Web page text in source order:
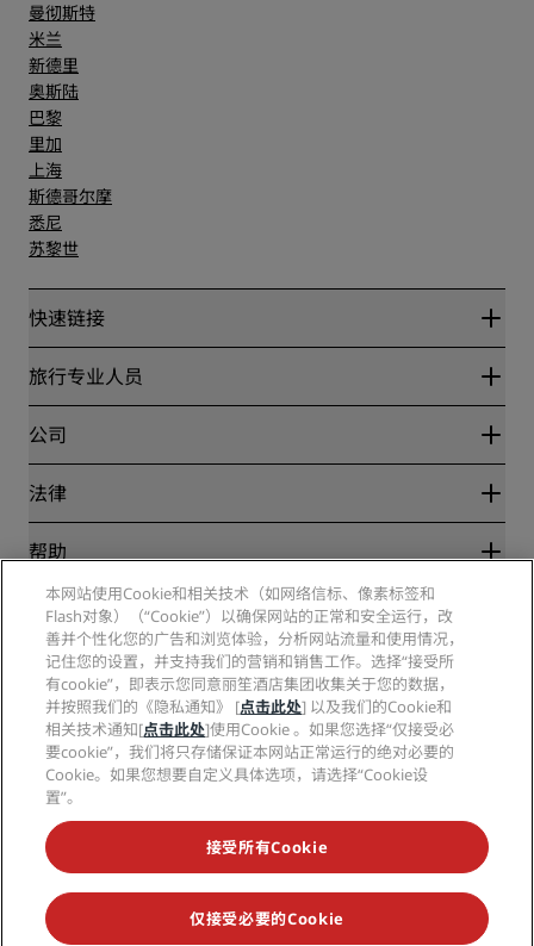
曼彻斯特
米兰
新德里
奥斯陆
巴黎
里加
上海
斯德哥尔摩
悉尼
苏黎世
快速链接
丽赏会
Blog
目的地
丽笙酒店集团APP
体育认证酒店
家庭友好型酒店
健康与安全
旅行专业人员
合作伙伴
公司
丽笙酒店集团
工作机会 RHG
工作机会 PPHE
工作机会 EHL
The Club by RHG
发展机会
责任经营
采购
法律
隐私中心
丽赏会条款和条件
网站使用协议
数字无障碍
现代奴隶制声明
帮助
消费者警示
联系方式
常见问题
网站地图
社交媒体
丽笙酒店集团品牌
不再错失我们最受欢迎的酒店优惠
本网站使用Cookie和相关技术（如网络信标、像素标签和
Flash对象）（“Cookie”）以确保网站的正常和安全运行，改
善并个性化您的广告和浏览体验，分析网站流量和使用情况，
记住您的设置，并支持我们的营销和销售工作。选择“接受所
有cookie”，即表示您同意丽笙酒店集团收集关于您的数据，
并按照我们的《隐私通知》 [点击此处] 以及我们的Cookie和
相关技术通知[点击此处]使用Cookie 。如果您选择“仅接受必
要cookie”，我们将只存储保证本网站正常运行的绝对必要的
Cookie。如果您想要自定义具体选项，请选择“Cookie设
置”。
接受所有Cookie
仅接受必要的Cookie